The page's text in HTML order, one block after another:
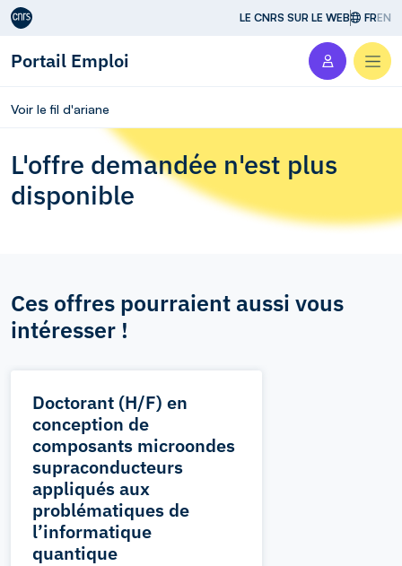
Aller au contenu LE CNRS SUR LE WEB FREN
Portail Emploi
Voir le fil d'ariane
L'offre demandée n'est plus
disponible
Ces offres pourraient aussi vous
intéresser !
Doctorant (H/F) en
conception de
composants microondes
supraconducteurs
appliqués aux
problématiques de
l’informatique
quantique